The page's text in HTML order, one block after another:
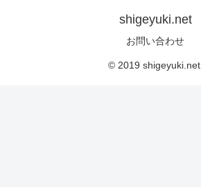
shigeyuki.net
お問い合わせ
© 2019 shigeyuki.net.